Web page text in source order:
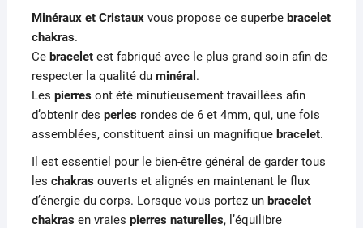
Minéraux et Cristauxvous propose ce superbebracelet
chakras.
Ce braceletest fabriqué avec le plus grand soin afin de
respecter la qualité du minéral .
Les pierres ont été minutieusement travaillées afin
d’obtenir des perlesrondes de 6 et 4mm, qui, une fois
assemblées, constituent ainsi un magnifique bracelet.
Il est essentiel pour le bien-être général de garder tous
les chakrasouverts et alignés en maintenant le flux
d’énergie du corps. Lorsque vous portez un bracelet
chakrasen vraies pierres naturelles, l’équilibre